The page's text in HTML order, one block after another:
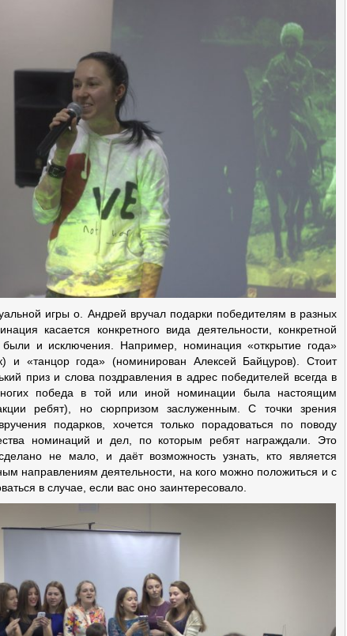
игры о. Андрей вручал подарки победителям в разных
касается конкретного вида деятельности, конкретной
и исключения. Например, номинация «открытие года»
и «танцор года» (номинирован Алексей Байцуров). Стоит
приз и слова поздравления в адрес победителей всегда в
победа в той или иной номинации была настоящим
ребят), но сюрпризом заслуженным. С точки зрения
подарков, хочется только порадоваться по поводу
номинаций и дел, по которым ребят награждали. Это
не мало, и даёт возможность узнать, кто является
направлениям деятельности, на кого можно положиться и с
в случае, если вас оно заинтересовало.